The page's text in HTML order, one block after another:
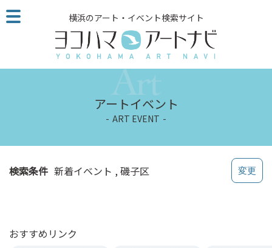
こ
の
ジ
む
横浜のアート・イベント検索サイト
アートイベント
ART EVENT
検索条件 新着イベント 磯子区
おすすめリンク